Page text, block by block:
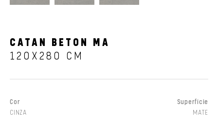
CATAN BETON MA
120X280 CM
Cor
CINZA
Superfície
MATE